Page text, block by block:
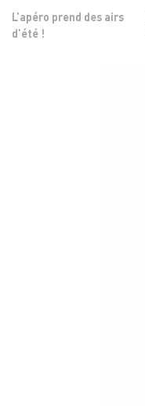
L’apéro prend des airs
d’été !